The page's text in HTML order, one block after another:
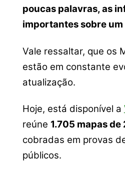
poucas palavras, as
importantes sobre
Vale ressaltar, que os
estão em constante
atualização.
Hoje, está disponível a
reúne 1.705 mapas
cobradas em provas
públicos.